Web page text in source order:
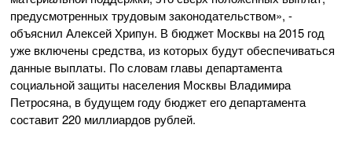
предусмотренных трудовым законодательством», -
объяснил Алексей Хрипун. В бюджет Москвы на 2015 год
уже включены средства, из которых будут обеспечиваться
данные выплаты. По словам главы департамента
социальной защиты населения Москвы Владимира
Петросяна, в будущем году бюджет его департамента
составит 220 миллиардов рублей.